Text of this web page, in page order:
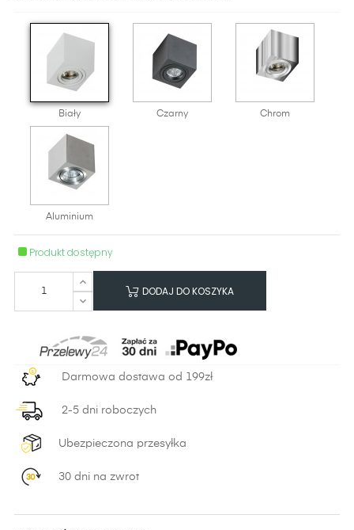
Biały Czarny Chrom
Aluminium
Produkt dostępny
DODAJ DO KOSZYKA
Darmowa dostawa od 199zł
2-5 dni roboczych
Ubezpieczona przesyłka
30 dni na zwrot